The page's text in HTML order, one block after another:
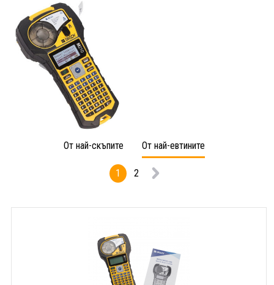
От най-скъпите От най-евтините
1 2